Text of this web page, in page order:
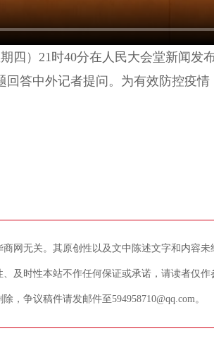
四）21时40分在人民大会堂新闻发
答中外记者提问。为有效防控疫
网无关。其原创性以及文中陈述文字和内容未
及时性本站不作任何保证或承诺，请读者仅
，争议稿件请发邮件至594958710@qq.com。